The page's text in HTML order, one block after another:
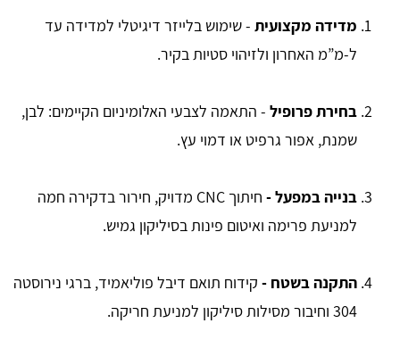
מדידה מקצועית - שימוש בלייזר דיגיטלי למדידה עד
ל-מ”מ האחרון ולזיהוי סטיות בקיר.
בחירת פרופיל - התאמה לצבעי האלומיניום הקיימים: לבן,
שמנת, אפור גרפיט או דמוי עץ.
בנייה במפעל -
חיתוך CNC מדויק, חירור בדקירה חמה
למניעת פרימה ואיטום פינות בסיליקון גמיש.
התקנה בשטח - קידוח תואם דיבל פוליאמיד, ברגי נירוסטה
304 וחיבור מסילות סיליקון למניעת חריקה.